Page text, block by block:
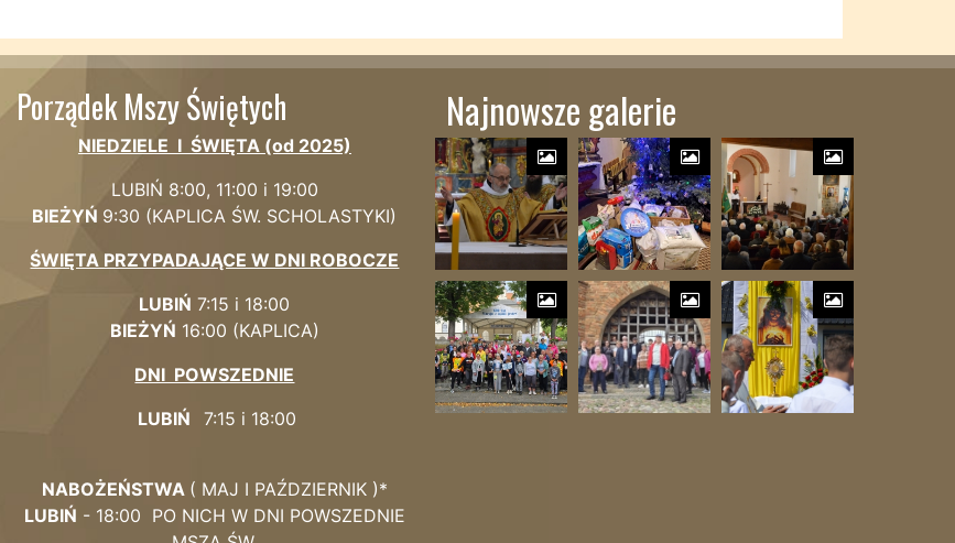
Porządek Mszy Świętych
NIEDZIELE I ŚWIĘTA (od 2025)
LUBIŃ 8:00, 11:00 i 19:00
BIEŻYŃ 9:30 (KAPLICA ŚW. SCHOLASTYKI)
ŚWIĘTA PRZYPADAJĄCE W DNI ROBOCZE
LUBIŃ 7:15 i 18:00
BIEŻYŃ 16:00 (KAPLICA)
DNI POWSZEDNIE
LUBIŃ7:15 i 18:00
NABOŻEŃSTWA ( MAJ I PAŹDZIERNIK )*
LUBIŃ - 18:00 PO NICH W DNI POWSZEDNIE
Najnowsze galerie